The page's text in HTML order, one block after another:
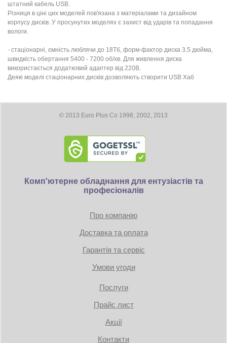
штатний кабель USB.
Різниця в ціні цих моделей пов'язана з матеріалами та дизайном
корпусу дисків. У просунутих моделях є захист від ударів та попадання
вологи.
- стаціонарні, ємність люблячи до 18Тб, форм-фактор диска 3.5 дюйма,
швидкість обертання 5400 - 7200 об/хв. Для живлення диска
використається додатковий адаптер від 220В.
Деякі моделі стаціонарних дисків дозволяють створити USB Хаб
© 2013 Euro Plus Co 1998, 2002, 2013
Комп'ютерне обладнання для ентузіастів та
професіоналів
Про компанію
Доставка та оплата
Гарантія та сервіс
Умови угоди
Послуги
Прайс лист
Акції
Контакти